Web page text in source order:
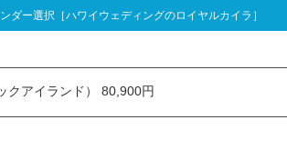
ダー選択［ハワイウェディングのロイヤルカイラ］
クアイランド） 80,900円